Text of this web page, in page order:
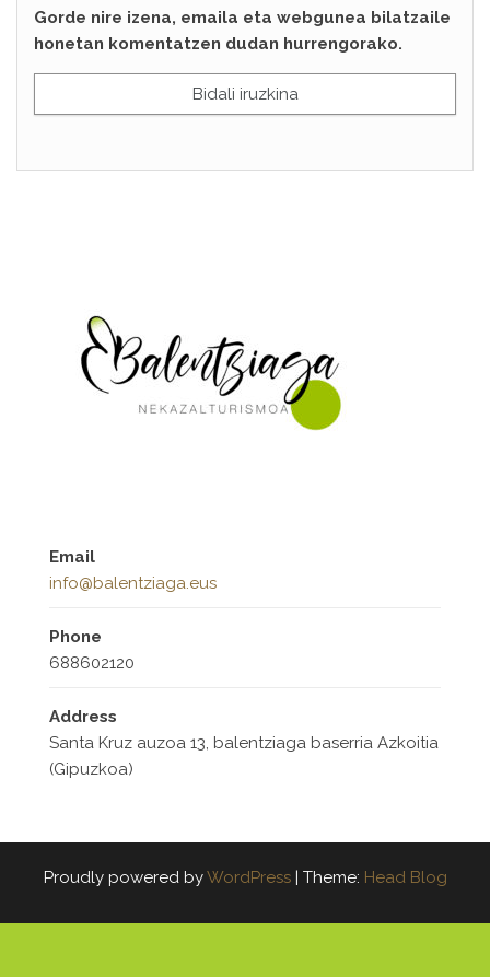
Gorde nire izena, emaila eta webgunea bilatzaile
honetan komentatzen dudan hurrengorako.
Email
info@balentziaga.eus
Phone
688602120
Address
Santa Kruz auzoa 13, balentziaga baserria Azkoitia
(Gipuzkoa)
Proudly powered byWordPress | Theme: Head Blog